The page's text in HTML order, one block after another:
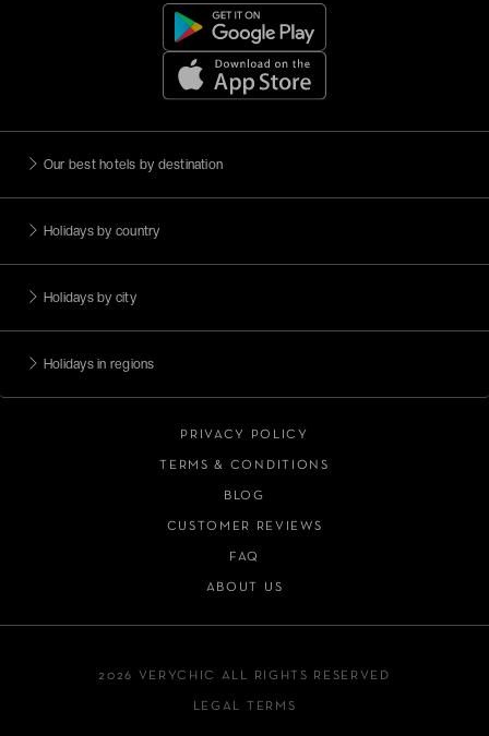
Our best hotels by destination
Holidays by country
Holidays by city
Holidays in regions
PRIVACY POLICY
TERMS & CONDITIONS
BLOG
CUSTOMER REVIEWS
FAQ
ABOUT US
2026 VERYCHIC ALL RIGHTS RESERVED
LEGAL TERMS